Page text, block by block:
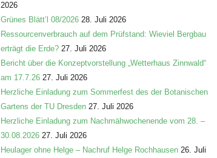
2026
Grünes Blätt’l 08/2026 28. Juli 2026
Ressourcenverbrauch auf dem Prüfstand: Wieviel Bergbau
erträgt die Erde? 27. Juli 2026
Bericht über die Konzeptvorstellung „Wetterhaus Zinnwald“
am 17.7.26 27. Juli 2026
Herzliche Einladung zum Sommerfest des der Botanischen
Gartens der TU Dresden 27. Juli 2026
Herzliche Einladung zum Nachmähwochenende vom 28. –
30.08.2026 27. Juli 2026
Heulager ohne Helge – Nachruf Helge Rochhausen 26. Juli